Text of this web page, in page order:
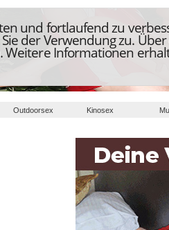
und fortlaufend zu
der Verwendung zu.
Weitere Informationen
Outdoorsex Kinosex